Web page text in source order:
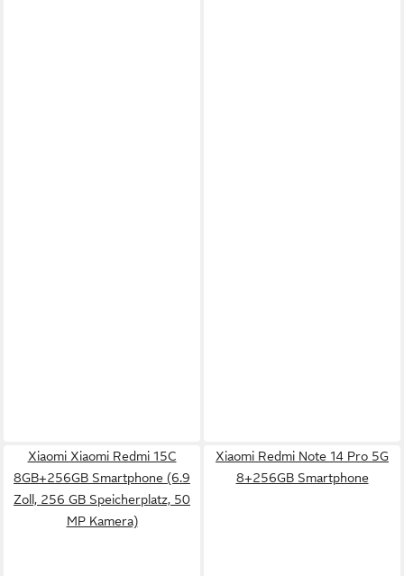
Xiaomi Xiaomi Redmi 15C
8GB+256GB Smartphone (6.9
Zoll, 256 GB Speicherplatz, 50
MP Kamera)
Xiaomi Redmi Note 14 Pro 5G
8+256GB Smartphone